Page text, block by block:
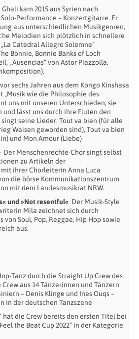
Ghali kam 2015 aus Syrien nach
Performance – Konzertgitarre. Er
aus unterschiedlichen Musikgenren,
Melodien sich plötzlich in schnellere
Catedral Allegro Solemne“
Bonnie, Bonnie Banks of Loch
„Ausencias“ von Astor Piazzolla,
sechs Jahren aus dem Kongo Kinshasa
„Musik wie die Philosophie des
uns mit unseren Unterschieden, sie
und lässt uns durch ihre Fluten den
singt seine Lieder: Tout va bien (für alle
Waisen geworden sind), Tout va bien
und Mon Amour (Liebe)
Der Menschenrechte-Chor singt selbst
zu Artikeln der
ihrer Chorleiterin Anna Luca
die börse Kommunikationszentrum
mit dem Landesmusikrat NRW.
und »Not resentful« Der Musik-Style
Mila zeichnet sich durch
von Soul, Pop, Reggae, Hip Hop sowie
aus.
Tanz durch die Straight Up Crew des
aus 14 Tänzerinnen und Tänzern
– Denis Klinge und Ines Ouqs –
in der deutschen Tanzszene
hat die Crew bereits den ersten Titel bei
the Beat Cup 2022“ in der Kategorie